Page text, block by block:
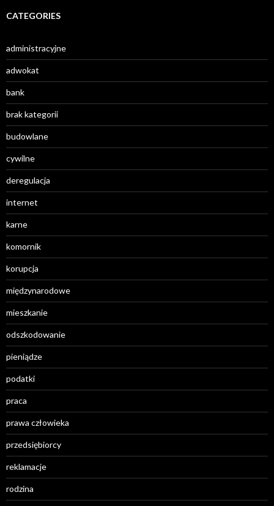
CATEGORIES
administracyjne
adwokat
bank
brak kategorii
budowlane
cywilne
deregulacja
internet
karne
komornik
korupcja
międzynarodowe
mieszkanie
odszkodowanie
pieniądze
podatki
praca
prawa człowieka
przedsiębiorcy
reklamacje
rodzina